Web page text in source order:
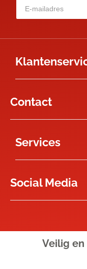
Contact
Services
Social Media
Veilig